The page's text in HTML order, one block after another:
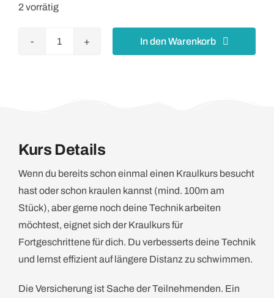
2 vorrätig
(ab
5.8.)
Menge
In den Warenkorb
Kurs Details
Wenn du bereits schon einmal einen Kraulkurs besucht
hast oder schon kraulen kannst (mind. 100m am
Stück), aber gerne noch deine Technik arbeiten
möchtest, eignet sich der Kraulkurs für
Fortgeschrittene für dich. Du verbesserts deine Technik
und lernst effizient auf längere Distanz zu schwimmen.
Die Versicherung ist Sache der Teilnehmenden. Ein